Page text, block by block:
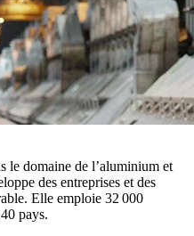
le domaine de l’aluminium et
des entreprises et des
Elle emploie 32 000
pays.